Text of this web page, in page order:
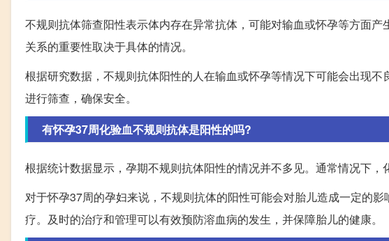
不规则抗体筛查阳性表示体内存在异常抗体，可能对输血或怀孕等方面
关系的重要性取决于具体的情况。
根据研究数据，不规则抗体阳性的人在输血或怀孕等情况下可能会出现
进行筛查，确保安全。
有怀孕37周化验血不规则抗体是阳性的吗?
根据统计数据显示，孕期不规则抗体阳性的情况并不多见。通常情况下，
对于怀孕37周的孕妇来说，不规则抗体的阳性可能会对胎儿造成一定的
疗。及时的治疗和管理可以有效预防溶血病的发生，并保障胎儿的健康。